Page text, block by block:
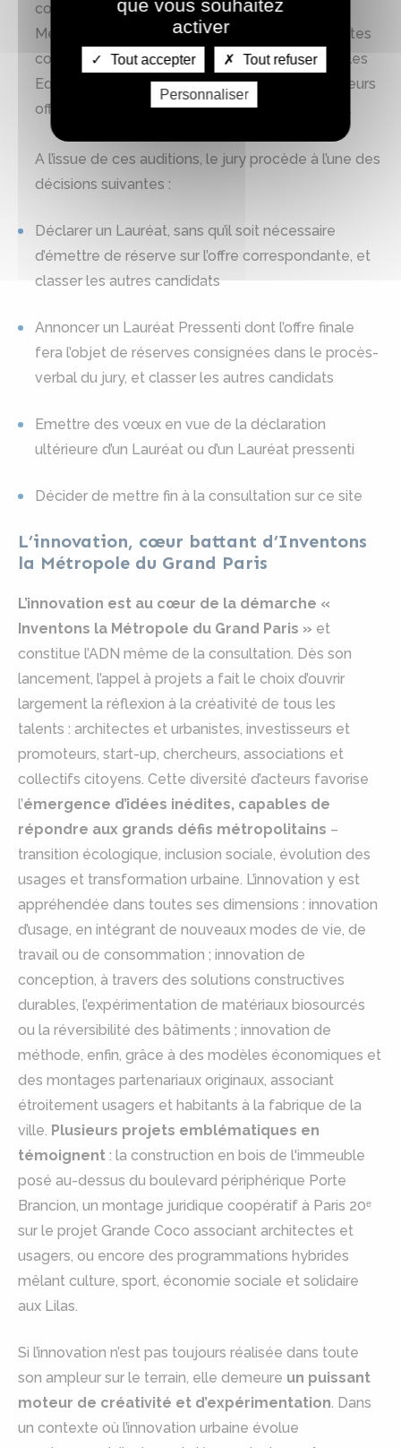
composé à minima de représentants de la
Métropole du Grand Paris et des Porteurs de Sites
concernés. Le jury auditionne successivement les
Equipes candidates sur les principaux axes de leurs
offres finales lors d’une réunion de présentation.
A l’issue de ces auditions, le jury procède à l’une des
décisions suivantes :
Déclarer un Lauréat, sans qu’il soit nécessaire
d’émettre de réserve sur l’offre correspondante, et
classer les autres candidats
Annoncer un Lauréat Pressenti dont l’offre finale
fera l’objet de réserves consignées dans le procès-
verbal du jury, et classer les autres candidats
Emettre des vœux en vue de la déclaration
ultérieure d’un Lauréat ou d’un Lauréat pressenti
Décider de mettre fin à la consultation sur ce site
L’innovation, cœur battant d’Inventons
la Métropole du Grand Paris
L’innovation est au cœur de la démarche «
Inventons la Métropole du Grand Paris » et
constitue l’ADN même de la consultation. Dès son
lancement, l’appel à projets a fait le choix d’ouvrir
largement la réflexion à la créativité de tous les
talents : architectes et urbanistes, investisseurs et
promoteurs, start-up, chercheurs, associations et
collectifs citoyens. Cette diversité d’acteurs favorise
l’émergence d’idées inédites, capables de
répondre aux grands défis métropolitains –
transition écologique, inclusion sociale, évolution des
usages et transformation urbaine. L’innovation y est
appréhendée dans toutes ses dimensions : innovation
d’usage, en intégrant de nouveaux modes de vie, de
travail ou de consommation ; innovation de
conception, à travers des solutions constructives
durables, l’expérimentation de matériaux biosourcés
ou la réversibilité des bâtiments ; innovation de
méthode, enfin, grâce à des modèles économiques et
des montages partenariaux originaux, associant
étroitement usagers et habitants à la fabrique de la
ville. Plusieurs projets emblématiques en
témoignent : la construction en bois de l'immeuble
posé au-dessus du boulevard périphérique Porte
Brancion, un montage juridique coopératif à Paris 20ᵉ
sur le projet Grande Coco associant architectes et
usagers, ou encore des programmations hybrides
mêlant culture, sport, économie sociale et solidaire
aux Lilas.
Si l’innovation n’est pas toujours réalisée dans toute
son ampleur sur le terrain, elle demeure un puissant
moteur de créativité et d’expérimentation. Dans
un contexte où l’innovation urbaine évolue
que vous souhaitez
activer
Tout accepter Tout refuser
Personnaliser